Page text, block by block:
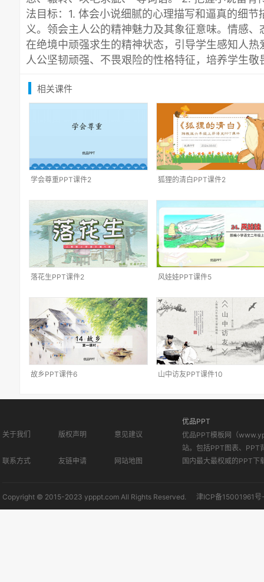
法目标：1. 体会小说细腻的心理描写和逼真的细
义。领会主人公的精神魅力及其象征意味。情感
在绝境中顽强求生的精神状态，引导学生感知人
人公坚韧顽强、不畏艰险的性格特征，培养学生
相关课件
学会尊重PPT课件2 狐狸的清白PPT课件2
落花生PPT课件2 风娃娃PPT课件5
故乡PPT课件6 山中访友PPT课件10
关于我们 版权声明 意见建议
联系方式 友链申请 网站地图
优品PPT
优品PPT模板网（
站。包括PPT图表、PPT
国内最大最权威的PPT下
Copyright © 2015-2023 ypppt.com All Rights Reserved. 津ICP备15001961号